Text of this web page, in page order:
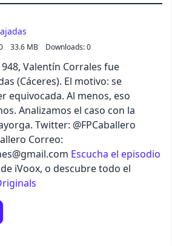
33.6 MB Downloads: 0
Valentín Corrales fue
(Cáceres). El motivo: se
equivocada. Al menos, eso
Analizamos el caso con la
Twitter: @FPCaballero
Correo:
Escucha el episodio
iVoox, o descubre todo el